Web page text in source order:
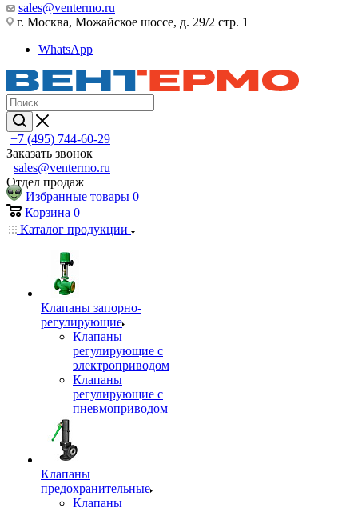
sales@ventermo.ru
г. Москва, Можайское шоссе, д. 29/2 стр. 1
WhatsApp
+7 (495) 744-60-29
Заказать звонок
sales@ventermo.ru
Отдел продаж
Избранные товары 0
Корзина 0
Каталог продукции
Клапаны запорно-
регулирующие
Клапаны
регулирующие с
электроприводом
Клапаны
регулирующие с
пневмоприводом
Клапаны
предохранительные
Клапаны